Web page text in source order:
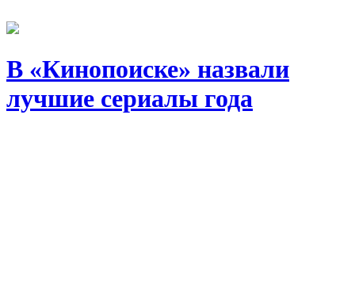
В «Кинопоиске» назвали
лучшие сериалы года